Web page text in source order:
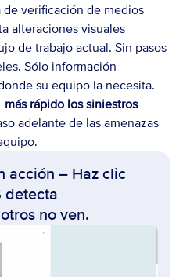
verificación de medios
alteraciones visuales
de trabajo actual. Sin pasos
Sólo información
su equipo la necesita.
más rápido los siniestros
adelante de las amenazas
acción – Haz clic
detecta
no ven.